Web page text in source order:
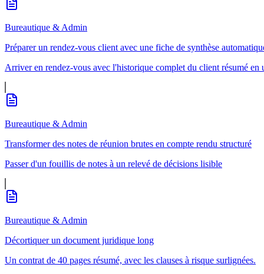
Bureautique & Admin
Préparer un rendez-vous client avec une fiche de synthèse
Arriver en rendez-vous avec l'historique complet du client résumé en
Bureautique & Admin
Transformer des notes de réunion brutes en compte rendu structuré
Passer d'un fouillis de notes à un relevé de décisions lisible
Bureautique & Admin
Décortiquer un document juridique long
Un contrat de 40 pages résumé, avec les clauses à risque surlignées.